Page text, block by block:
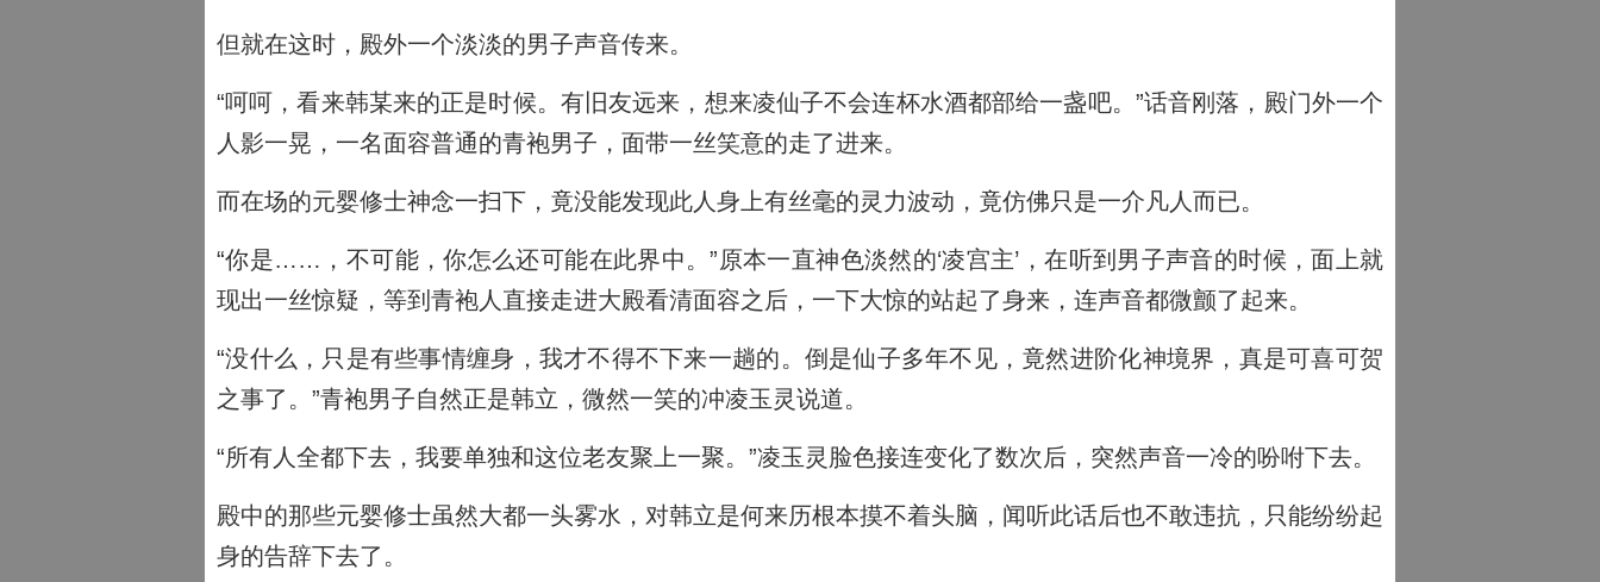
但就在这时，殿外一个淡淡的男子声音传来。
“呵呵，看来韩某来的正是时候。有旧友远来，想来凌仙子不会连杯水酒都部给一盏吧。”话音刚落，殿门外一个
人影一晃，一名面容普通的青袍男子，面带一丝笑意的走了进来。
而在场的元婴修士神念一扫下，竟没能发现此人身上有丝毫的灵力波动，竟仿佛只是一介凡人而已。
“你是……，不可能，你怎么还可能在此界中。”原本一直神色淡然的‘凌宫主’，在听到男子声音的时候，面上就
现出一丝惊疑，等到青袍人直接走进大殿看清面容之后，一下大惊的站起了身来，连声音都微颤了起来。
“没什么，只是有些事情缠身，我才不得不下来一趟的。倒是仙子多年不见，竟然进阶化神境界，真是可喜可贺
之事了。”青袍男子自然正是韩立，微然一笑的冲凌玉灵说道。
“所有人全都下去，我要单独和这位老友聚上一聚。”凌玉灵脸色接连变化了数次后，突然声音一冷的吩咐下去。
殿中的那些元婴修士虽然大都一头雾水，对韩立是何来历根本摸不着头脑，闻听此话后也不敢违抗，只能纷纷起
身的告辞下去了。